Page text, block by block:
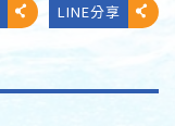
LINE分享